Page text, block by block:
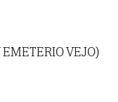
EMETERIO VEJO)